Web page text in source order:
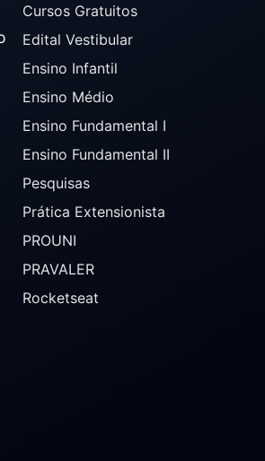
Cursos Gratuitos
Edital Vestibular
Ensino Infantil
Ensino Médio
Ensino Fundamental I
Ensino Fundamental II
Pesquisas
Prática Extensionista
PROUNI
PRAVALER
Rocketseat